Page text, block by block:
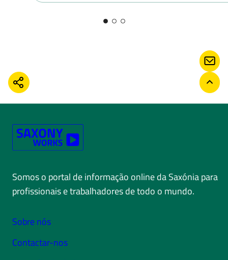
COMPARTILHAR
Somos o portal de informação online da Saxónia para
profissionais e trabalhadores de todo o mundo.
Sobre nós
Contactar-nos